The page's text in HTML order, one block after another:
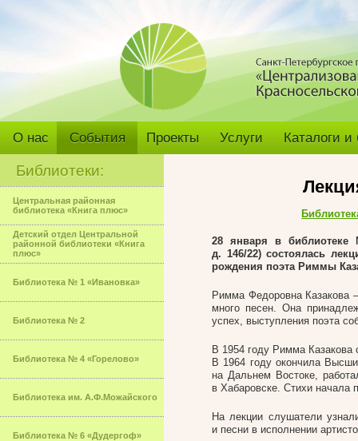
О нас События Проекты Услуги Каталоги
Библиотеки:
Центральная районная
библиотека «Книга плюс»
Детский отдел Центральной
районной библиотеки «Книга
плюс»
Библиотека № 1 «Ивановка»
Библиотека № 2
Библиотека № 4 «Горелово»
Библиотека им. А.Ф.Можайского
Библиотека № 6 «Дудергоф»
28 января в библиотеке
д. 146/22) состоялась
рождения поэта Риммы
Римма Федоровна Казакова
много песен. Она
успех, выступления поэта
В 1954 году Римма Казакова
В 1964 году окончила
на Дальнем Востоке,
в Хабаровске. Стихи начала
На лекции слушатели
и песни в исполнении